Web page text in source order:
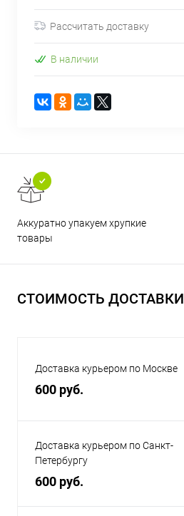
Рассчитать доставку
В наличии
Аккуратно упакуем хрупкие
товары
СТОИМОСТЬ ДОСТАВКИ
Доставка курьером по Москве
600 руб.
Доставка курьером по Санкт-
Петербургу
600 руб.